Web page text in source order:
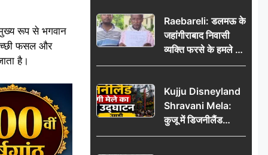
रूप से भगवान
फसल और
है।
की मांग
Raebareli: डलमऊ के
जहांगीराबाद निवासी
व्यक्ति फरसे के हमले में
घायल थाने में शिकायत
हजार’, रकम न देने पर
कार्रवाई ठंडी!
Kujju Disneyland
Shravani Mela:
कुजू में डिजनीलैंड
श्रावणी मेले का भव्य